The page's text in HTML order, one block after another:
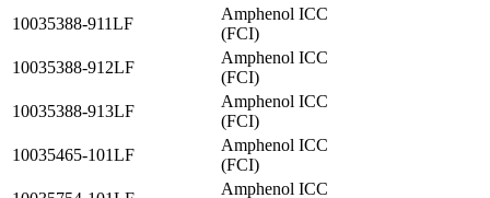
10035388-911LF
Amphenol ICC
(FCI)
10035388-912LF
Amphenol ICC
(FCI)
10035388-913LF
Amphenol ICC
(FCI)
10035465-101LF
Amphenol ICC
(FCI)
Amphenol ICC